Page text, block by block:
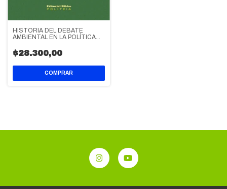
HISTORIA DEL DEBATE
AMBIENTAL EN LA POLÍTICA
$28.300,00